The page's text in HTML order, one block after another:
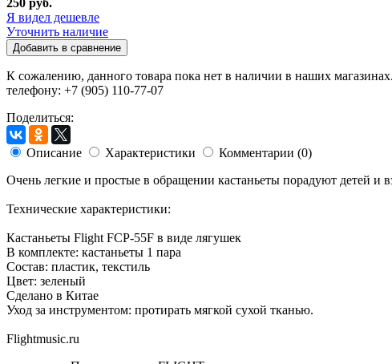
Я видел дешевле
Уточнить наличие
Добавить в сравнение
К сожалению, данного товара пока нет в наличии в наших
телефону: +7 (905) 110-77-07
Поделиться:
Описание Характеристики
Комментарии (0)
Очень легкие и простые в обращении кастаньеты порадуют детей и
Технические характеристики:
Кастаньеты Flight FCP-55F в виде лягушек
В комплекте: кастаньеты 1 пара
Состав: пластик, текстиль
Цвет: зеленый
Сделано в Китае
Уход за инструментом: протирать мягкой сухой тканью.
Flightmusic.ru